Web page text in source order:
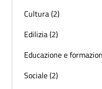
Cultura (2)
Edilizia (2)
Educazione e
Sociale (2)